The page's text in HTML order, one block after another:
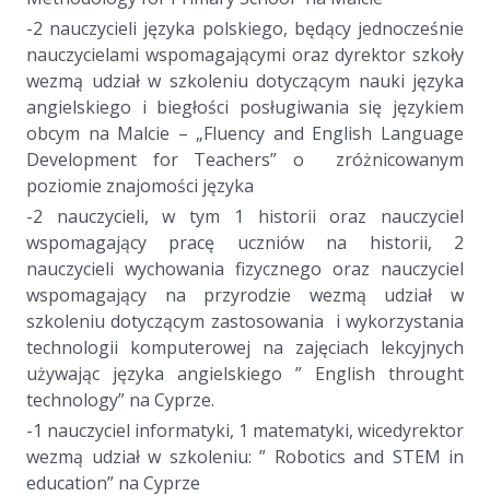
-2 nauczycieli języka polskiego, będący jednocześnie
nauczycielami wspomagającymi oraz dyrektor szkoły
wezmą udział w szkoleniu dotyczącym nauki języka
angielskiego i biegłości posługiwania się językiem
obcym na Malcie – „Fluency and English Language
Development for Teachers” o zróżnicowanym
poziomie znajomości języka
-2 nauczycieli, w tym 1 historii oraz nauczyciel
wspomagający pracę uczniów na historii, 2
nauczycieli wychowania fizycznego oraz nauczyciel
wspomagający na przyrodzie wezmą udział w
szkoleniu dotyczącym zastosowania i wykorzystania
technologii komputerowej na zajęciach lekcyjnych
używając języka angielskiego ” English throught
technology” na Cyprze.
-1 nauczyciel informatyki, 1 matematyki, wicedyrektor
wezmą udział w szkoleniu: ” Robotics and STEM in
education” na Cyprze